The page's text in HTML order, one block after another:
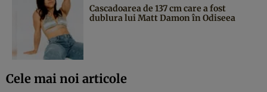
Cascadoarea de 137 cm care a fost
dublura lui Matt Damon în Odiseea
Cele mai noi articole